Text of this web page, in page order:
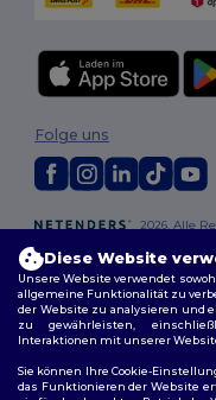
2026. Alle
Allgemeine
Datenschutzbestimmungen
Folge uns
Diese Website
Unsere Website verwendet
allgemeine Funktionalität zu
der Website zu analysieren und
zu gewährleisten,
Interaktionen mit unserer
Sie können Ihre Cookie-
das Funktionieren der Website